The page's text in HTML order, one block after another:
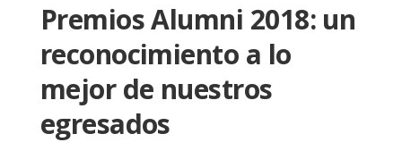
Premios Alumni 2018: un
reconocimiento a lo
mejor de nuestros
egresados